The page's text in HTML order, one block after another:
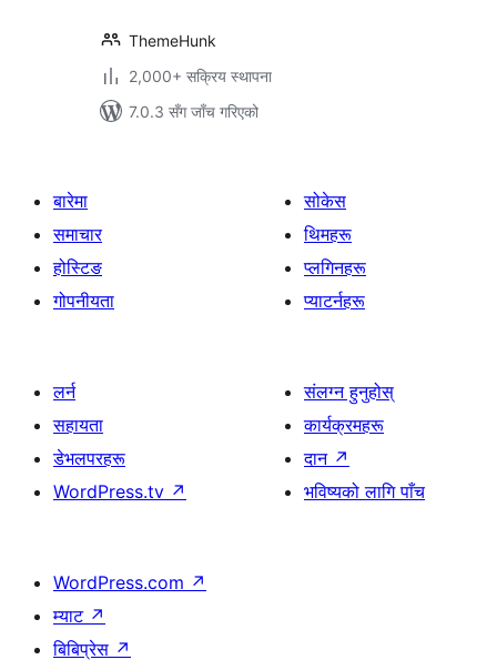
ThemeHunk
2,000+ सक्रिय स्थापना
7.0.3 सँग जाँच गरिएको
बारेमा
समाचार
होस्टिङ
गोपनीयता
सोकेस
थिमहरू
प्लगिनहरू
प्याटर्नहरू
लर्न
सहायता
डेभलपरहरू
WordPress.tv ↗
संलग्न हुनुहोस्
कार्यक्रमहरू
दान ↗
भविष्यको लागि पाँच
WordPress.com ↗
म्याट ↗
बिबिप्रेस ↗